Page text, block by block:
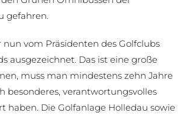
gefahren.
vom Präsidenten des Golfclubs
ausgezeichnet. Das ist eine große
muss man mindestens zehn Jahre
verantwortungsvolles
haben. Die Golfanlage Holledau sowie